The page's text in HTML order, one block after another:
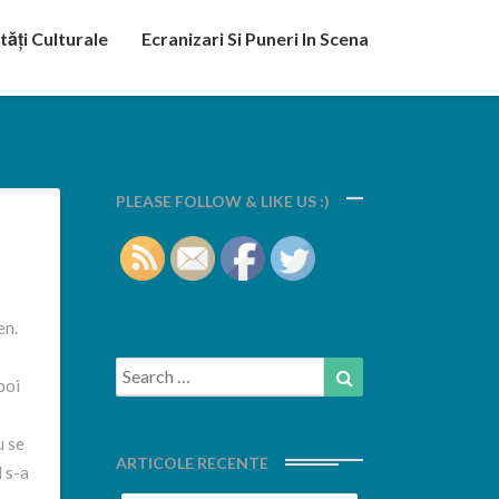
Culturale Ecranizari Si Puneri In Scena
se
s-a
PLEASE FOLLOW & LIKE US :)
Search
for:
ARTICOLE RECENTE